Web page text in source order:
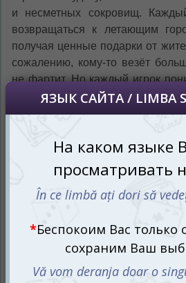
и несметных сокровищ.
возвращаться к летающим
получая ценные подарки от
сожалению, кому-то везёт
не фартит. Но каждый игрок
сможет продвинуться, тем
возможность отправится в
далёкие сказочные дали
даже в случае
капитану, преодолевая
очередную подставу.
Поднимайте паруса и
друзей!